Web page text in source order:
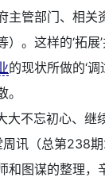
主管部门、相关
。这样的‘拓展’
的现状所做的‘
大不忘初心、继
周讯（总第238
和图谋的整理，